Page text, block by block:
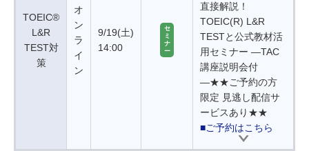
TOEIC®
L&R
TEST対
策
オ
ン
ラ
イ
ン
9/19(土)
14:00
セ
ミ
ナ
ー
直接解説！
TOEIC(R) L&R
TESTと公式教材活
用セミナー ―TAC
講座説明会付
―★★ご予約の方
限定 見逃し配信サ
ービスあり★★
■ご予約はこちら